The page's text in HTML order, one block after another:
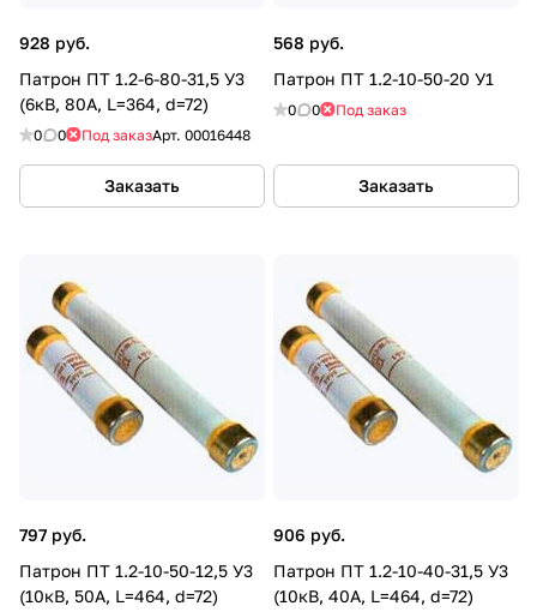
928 руб.
Патрон ПТ 1.2-6-80-31,5 У3
(6кВ, 80А, L=364, d=72)
0 0 Под заказАрт. 00016448
Заказать
568 руб.
Патрон ПТ 1.2-10-50-20 У1
0 0 Под заказ
Заказать
797 руб.
Патрон ПТ 1.2-10-50-12,5 У3
(10кВ, 50А, L=464, d=72)
906 руб.
Патрон ПТ 1.2-10-40-31,5 У3
(10кВ, 40А, L=464, d=72)